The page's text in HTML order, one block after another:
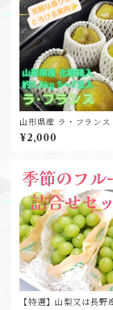
山形県産 ラ・フランス
g 5-7玉入 贈答用黒箱入
¥2,000
【特選】山梨又は長野